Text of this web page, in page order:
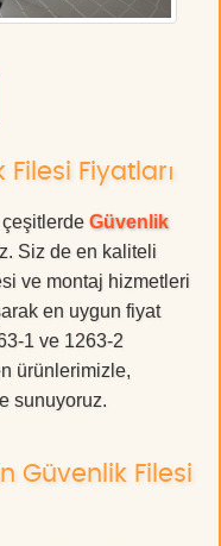
Fiyatları
çeşitlerde Güvenlik
Siz de en kaliteli
ve montaj hizmetleri
en uygun fiyat
1 ve 1263-2
ürünlerimizle,
sunuyoruz.
Güvenlik Filesi